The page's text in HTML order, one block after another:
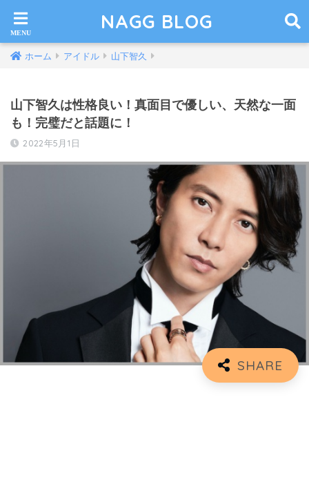
NAGG BLOG
ホーム アイドル 山下智久
山下智久は性格良い！真面目で優しい、天然な一面
も！完璧だと話題に！
2022年5月1日